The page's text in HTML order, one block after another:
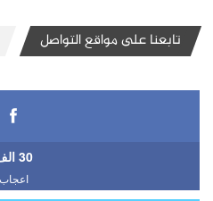
تابعنا على مواقع التواصل
30 الف
اعجاب